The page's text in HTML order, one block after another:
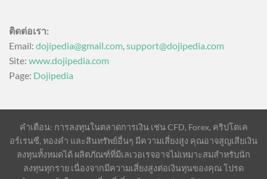
ติดต่อเรา:
Email: dojipedia@gmail.com,support@dojipedia.com
Site: www.dojipedia.com
Page: Dojipedia
คำเตือน: การลงทุนในตลาดการเงิน เช่น CFD, Forex, คริปโตเค
อร์เรนซี, ทองคำ และสินทรัพย์อื่นๆ มีความเสี่ยงสูง คุณอาจสูญเสียเงิน
ลงทุนทั้งหมดได้ ผลิตภัณฑ์ที่มีเลเวอเรจอาจไม่เหมาะสมสำหรับนัก
ลงทุนทุกราย เนื่องจากมีความเสี่ยงสูงต่อเงินทุนของคุณ โปรด